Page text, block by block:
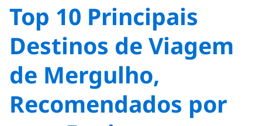
Top 10 Principais
Destinos de Viagem
de Mergulho,
Recomendados por